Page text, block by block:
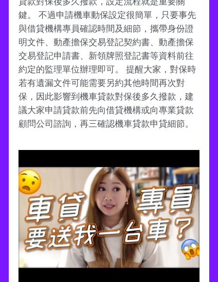
鍵。 不過申請機車動保設定很簡單，只要事先
與借貸機構專員確認時間及細節，攜帶身份證
明文件、動產擔保交易登記契約書、動產擔保
交易登記申請書、新領牌照登記書等資料前往
約定的監理單位辦理即可。 提醒大家，對保時
若有遺漏文件可能需要另約其他時間再次對
保，因此影響到機車貸款對保後多久撥款，建
議大家申請貸款前先向借貸機構或向專業貸款
顧問公司諮詢，再三確認機車貸款申貸細節。